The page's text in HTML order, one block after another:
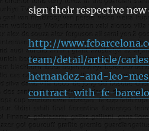
sign their respective
http://
team/detail/article/
hernandez-and-leo-
contract-with-fc-